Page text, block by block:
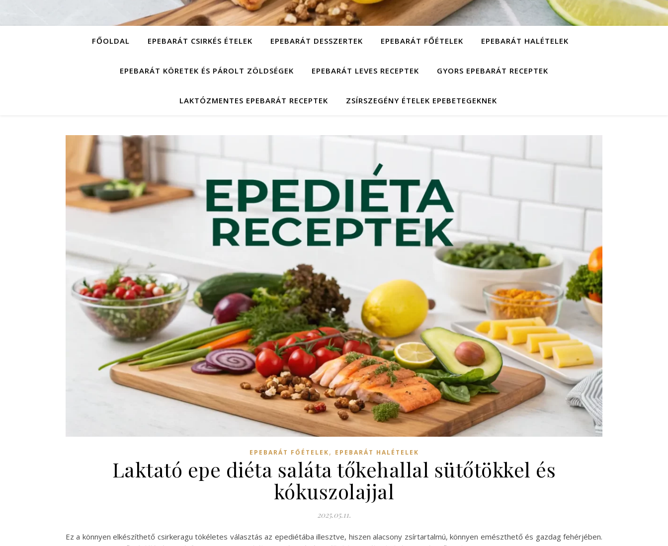
FŐOLDAL EPEBARÁT CSIRKÉS ÉTELEK EPEBARÁT DESSZERTEK EPEBARÁT FŐÉTELEK EPEBARÁT HALÉTELEK
EPEBARÁT KÖRETEK ÉS PÁROLT ZÖLDSÉGEK EPEBARÁT LEVES RECEPTEK GYORS EPEBARÁT RECEPTEK
LAKTÓZMENTES EPEBARÁT RECEPTEK ZSÍRSZEGÉNY ÉTELEK EPEBETEGEKNEK
EPEBARÁT FŐÉTELEK, EPEBARÁT HALÉTELEK
Laktató epe diéta saláta tőkehallal sütőtökkel és
kókuszolajjal
2025.05.11.
Ez a könnyen elkészíthető csirkeragu tökéletes választás az epediétába illesztve, hiszen alacsony zsírtartalmú, könnyen emészthető és gazdag fehérjében.